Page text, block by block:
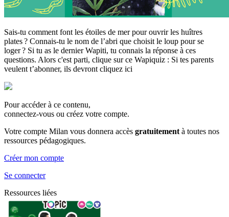
Sais-tu comment font les étoiles de mer pour ouvrir les huîtres
plates ? Connais-tu le nom de l’abri que choisit le loup pour se
loger ? Si tu as le dernier Wapiti, tu connais la réponse à ces
questions. Alors c'est parti, clique sur ce Wapiquiz : Si tes parents
veulent t’abonner, ils devront cliquez ici
Pour accéder à ce contenu,
connectez-vous ou créez votre compte.
Votre compte Milan vous donnera accès gratuitement à toutes nos
ressources pédagogiques.
Créer mon compte
Se connecter
Ressources liées